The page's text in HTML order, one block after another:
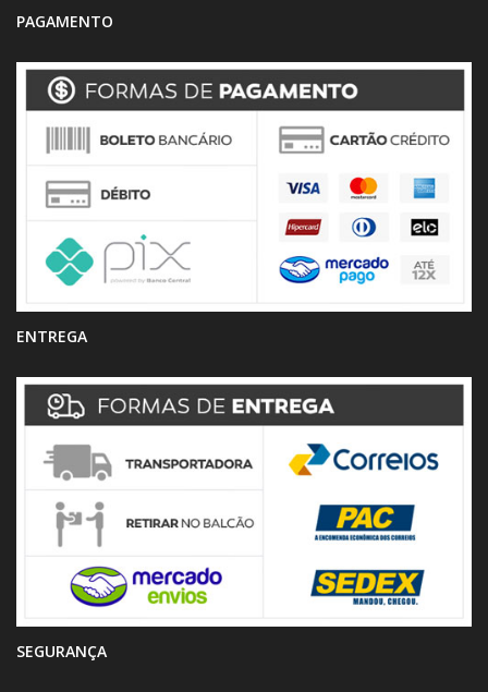
PAGAMENTO
ENTREGA
SEGURANÇA